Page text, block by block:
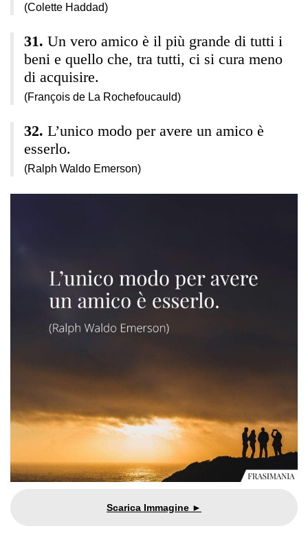
(Colette Haddad)
Un vero amico è il più grande di tutti i
beni e quello che, tra tutti, ci si cura meno
di acquisire.
(François de La Rochefoucauld)
L’unico modo per avere un amico è
esserlo.
(Ralph Waldo Emerson)